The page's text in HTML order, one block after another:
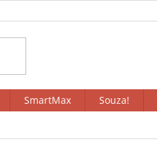
SmartMax Souza!